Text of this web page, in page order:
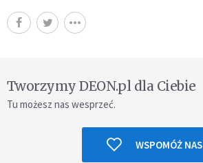
Tworzymy DEON.pl dla Ciebie
Tu możesz nas wesprzeć.
WSPOMÓŻ NAS